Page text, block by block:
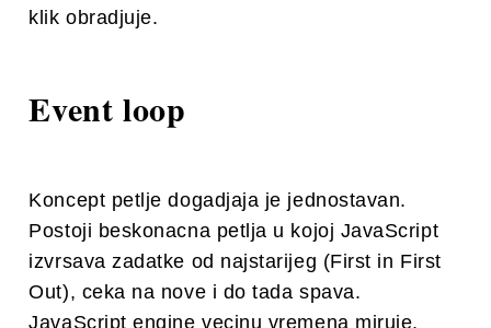
klik obradjuje.
Event loop
Koncept petlje dogadjaja je jednostavan.
Postoji beskonacna petlja u kojoj JavaScript
izvrsava zadatke od najstarijeg (First in First
Out), ceka na nove i do tada spava.
JavaScript engine vecinu vremena miruje.